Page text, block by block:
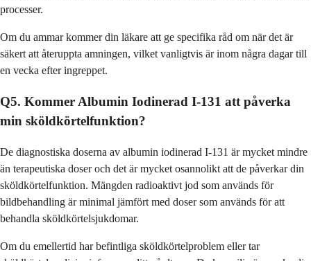
processer.
Om du ammar kommer din läkare att ge specifika råd om när det är
säkert att återuppta amningen, vilket vanligtvis är inom några dagar till
en vecka efter ingreppet.
Q5. Kommer Albumin Iodinerad I-131 att påverka
min sköldkörtelfunktion?
De diagnostiska doserna av albumin iodinerad I-131 är mycket mindre
än terapeutiska doser och det är mycket osannolikt att de påverkar din
sköldkörtelfunktion. Mängden radioaktivt jod som används för
bildbehandling är minimal jämfört med doser som används för att
behandla sköldkörtelsjukdomar.
Om du emellertid har befintliga sköldkörtelproblem eller tar